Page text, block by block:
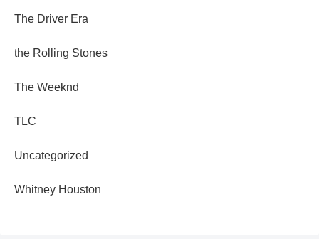
The Driver Era
the Rolling Stones
The Weeknd
TLC
Uncategorized
Whitney Houston